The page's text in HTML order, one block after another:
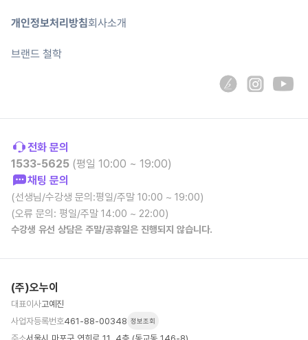
개인정보처리방침회사소개
브랜드 철학
전화 문의
1533-5625 (평일 10:00 ~ 19:00)
채팅 문의
(선생님/수강생 문의:평일/주말 10:00 ~ 19:00)
(오류 문의: 평일/주말 14:00 ~ 22:00)
수강생 유선 상담은 주말/공휴일은 진행되지 않습니다.
(주)오누이
대표이사고예진
사업자등록번호461-88-00348 정보조회